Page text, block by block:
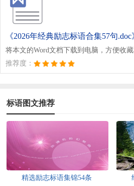
《2026年经典励志标语合集57句.doc
将本文的Word文档下载到电脑，方便收
推荐度：
标语图文推荐
精选励志标语集锦54条